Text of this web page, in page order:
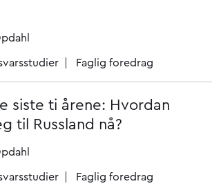
Faglig foredrag
siste ti årene: Hvordan
til Russland nå?
Faglig foredrag